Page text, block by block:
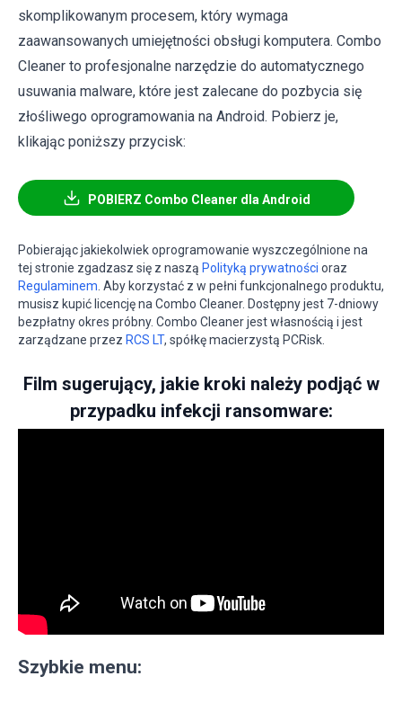
skomplikowanym procesem, który wymaga
zaawansowanych umiejętności obsługi komputera. Combo
Cleaner to profesjonalne narzędzie do automatycznego
usuwania malware, które jest zalecane do pozbycia się
złośliwego oprogramowania na Android. Pobierz je,
klikając poniższy przycisk:
POBIERZ Combo Cleaner dla Android
Pobierając jakiekolwiek oprogramowanie wyszczególnione na
tej stronie zgadzasz się z naszą Polityką prywatności oraz
Regulaminem . Aby korzystać z w pełni funkcjonalnego produktu,
musisz kupić licencję na Combo Cleaner. Dostępny jest 7-dniowy
bezpłatny okres próbny. Combo Cleaner jest własnością i jest
zarządzane przez RCS LT, spółkę macierzystą PCRisk.
Film sugerujący, jakie kroki należy podjąć w
przypadku infekcji ransomware:
Szybkie menu: